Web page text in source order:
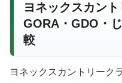
ヨネックスカン
GORA・GDO・
較
ヨネックスカントリーク